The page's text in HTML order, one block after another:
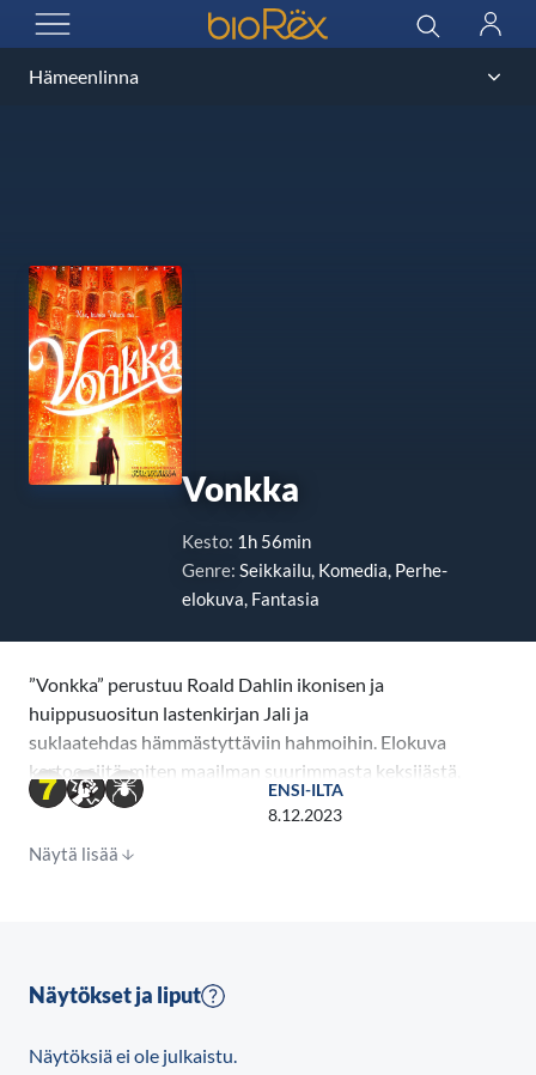
AVAA VALIKKO
BioRex Cinemas Haku
Vonkka
Kesto: 1h 56min
Genre: Seikkailu, Komedia, Perhe-
elokuva, Fantasia
”Vonkka” perustuu Roald Dahlin ikonisen ja
huippusuositun lastenkirjan Jali ja
suklaatehdas hämmästyttäviin hahmoihin. Elokuva
kertoo siitä, miten maailman suurimmasta keksijästä,
taikurista ja suklaatehtailijasta tuli tuntemamme,
elokuvat, ”Jurassic World: Dominion”) ja Luke Kelly
huumaavan sekoituksen taikaa ja musiikkia, kaaosta
ENSI-ILTA
8.12.2023
Näytä lisää
Näytökset ja liput
Näytöksiä ei ole julkaistu.